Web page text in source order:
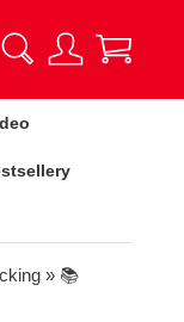
» 📚